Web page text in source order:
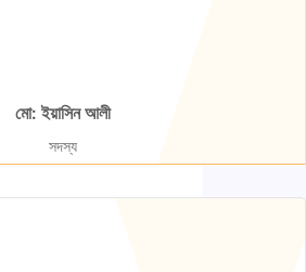
মো: ইয়াসিন আলী
সদস্য